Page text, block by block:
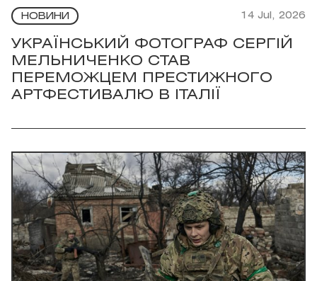
НОВИНИ 14 Jul, 2026
УКРАЇНСЬКИЙ ФОТОГРАФ СЕРГІЙ
МЕЛЬНИЧЕНКО СТАВ
ПЕРЕМОЖЦЕМ ПРЕСТИЖНОГО
АРТФЕСТИВАЛЮ В ІТАЛІЇ